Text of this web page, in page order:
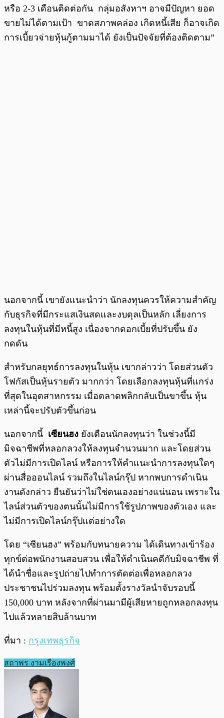
หรือ 2-3 เดือนติดต่อกัน กลุ่มอสังหาฯ อาจมีปัญหา ยอด
ขายไม่ได้ตามเป้า ขาดสภาพคล่อง เกิดหนี้เสีย ก็อาจเกิด
การเบี้ยวจ่ายหุ้นกู้ตามมาได้ ยังเป็นปัจจัยที่ต้องติดตาม”
นอกจากนี้ เขายังแนะนำว่า นักลงทุนควรให้ความสำคัญ
กับธุรกิจที่มีกระแสเงินสดและงบดุลเป็นหลัก เลี่ยงการ
ลงทุนในหุ้นที่มีหนี้สูง เนื่องจากดอกเบี้ยที่ปรับขึ้น ยัง
กดดัน
สำหรับกลยุทธ์การลงทุนในหุ้น เขากล่าวว่า โดยส่วนตัว
โฟกัสเป็นหุ้นรายตัว มากกว่า โดยเลือกลงทุนหุ้นที่แกร่ง
ที่สุดในอุตสาหกรรม เมื่อตลาดพลิกกลับเป็นขาขึ้น หุ้น
เหล่านี้จะปรับตัวขึ้นก่อน
นอกจากนี้ เซียนฮง ยังเตือนนักลงทุนว่า ในช่วงนี้มี
มิจฉาชีพที่หลอกลวงให้ลงทุนจำนวนมาก และโดยส่วน
ตัวไม่มีการเปิดไลน์ หรือการให้คำแนะนำการลงทุนใดๆ
ผ่านสื่อออนไลน์ รวมถึงในไลน์กรุ๊ป หากพบการดำเนิน
งานดังกล่าว ยืนยันว่าไม่ใช่ตนเองอย่างแน่นอน เพราะใน
ไลน์ส่วนตัวของตนนั้นไม่มีการใช้รูปภาพของตัวเอง และ
ไม่มีการเปิดไลน์กรุ๊ปแต่อย่างใด
โดย “เซียนฮง” พร้อมกับทนายความ ได้เดินทางเข้าร้อง
ทุกข์ต่อพนักงานสอบสวน เพื่อให้ดำเนินคดีกับมิจฉาชีพ ที่
ได้นำชื่อและรูปถ่ายไปทำการตัดต่อเพื่อหลอกลวง
ประชาชนไปร่วมลงทุน พร้อมตั้งรางวัลนำจับรอบนี้
150,000 บาท หลังจากที่ผ่านมามีผู้เสียหายถูกหลอกลงทุน
ไปแล้วหลายสิบล้านบาท
ที่มา : กรุงเทพธุรกิจ
สถาพร งามเรืองพงศ์